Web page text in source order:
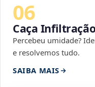
06
Caça
Percebeu umidade?
e resolvemos tudo.
SAIBA MAIS